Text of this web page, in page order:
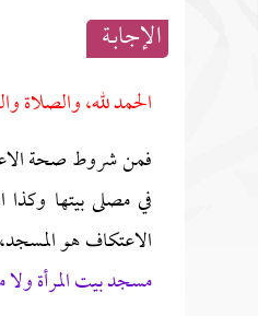
الإجابــة
الحمد لله، والصلاة
فمن شروط صحة
في مصلى بيتها
الاعتكاف هو
مسجد بيت المرأة